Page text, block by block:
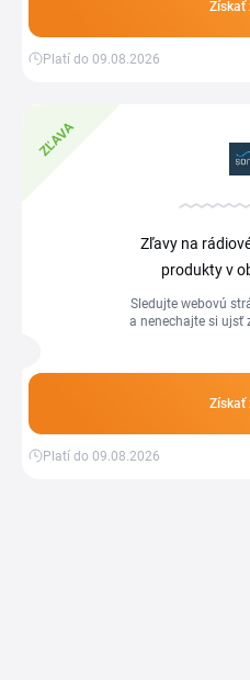
Získať
Platí do 09.08.2026
ZĽAVA
Zľavy na
produkty v
Sledujte webovú
a nenechajte si ujsť
Získať
Platí do 09.08.2026